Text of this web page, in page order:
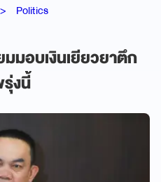
Politics
มอบเงินเยียวยาตึก
งนี้